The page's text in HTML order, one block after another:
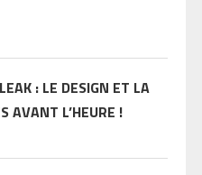
: LE DESIGN ET LA
AVANT L’HEURE !